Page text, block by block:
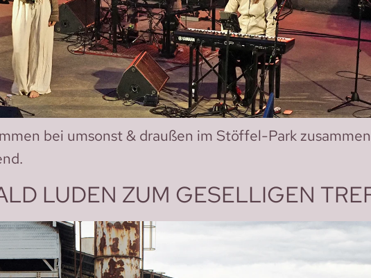
bei umsonst & draußen im Stöffel-Park
LUDEN ZUM GESELLIGEN